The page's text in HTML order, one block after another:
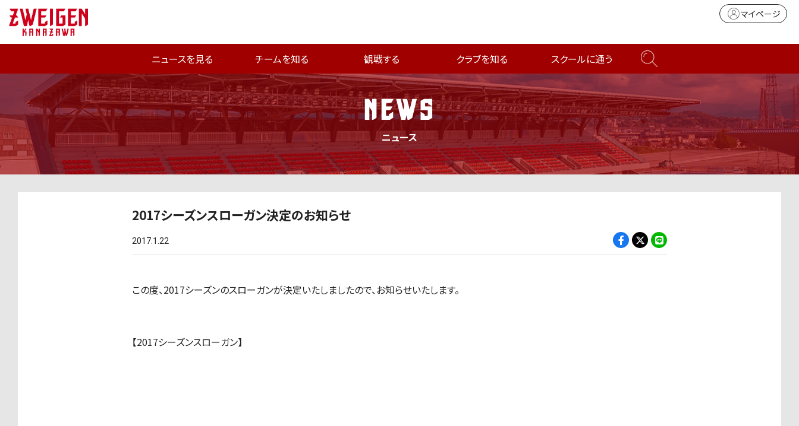
マイページ
ニュースを見る チームを知る 観戦する クラブを知る スクールに通う
NEWS
ニュース
2017シーズンスローガン決定のお知らせ
2017.1.22
この度、2017シーズンのスローガンが決定いたしましたので、お知らせいたします。
【2017シーズンスローガン】